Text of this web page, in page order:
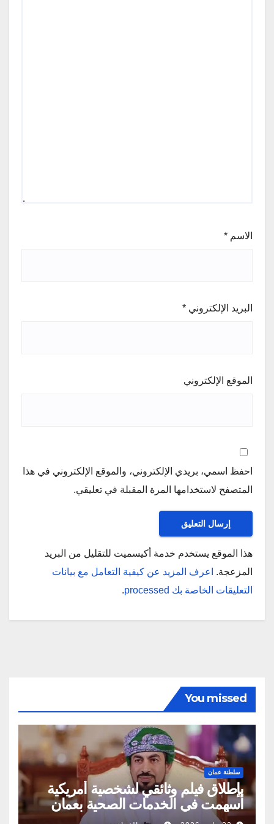
الاسم *
البريد الإلكتروني *
الموقع الإلكتروني
احفظ اسمي، بريدي الإلكتروني، والموقع الإلكتروني في هذا
المتصفح لاستخدامها المرة المقبلة في تعليقي.
هذا الموقع يستخدم خدمة أكيسميت للتقليل من البريد
المزعجة.
اعرف المزيد عن كيفية التعامل مع بيانات
التعليقات الخاصة بك processed
.
You missed
سلطنة عمان
بإطلاق فيلم وثائقي لشخصية أمريكية
أسهمت في الخدمات الصحية بعمان